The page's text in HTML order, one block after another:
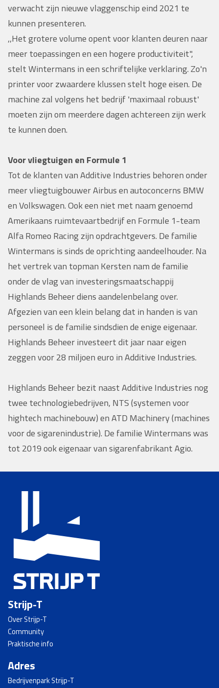
verwacht zijn nieuwe vlaggenschip eind 2021 te
kunnen presenteren.
,,Het grotere volume opent voor klanten deuren naar
meer toepassingen en een hogere productiviteit",
stelt Wintermans in een schriftelijke verklaring. Zo'n
printer voor zwaardere klussen stelt hoge eisen. De
machine zal volgens het bedrijf 'maximaal robuust'
moeten zijn om meerdere dagen achtereen zijn werk
te kunnen doen.
Voor vliegtuigen en Formule 1
Tot de klanten van Additive Industries behoren onder
meer vliegtuigbouwer Airbus en autoconcerns BMW
en Volkswagen. Ook een niet met naam genoemd
Amerikaans ruimtevaartbedrijf en Formule 1-team
Alfa Romeo Racing zijn opdrachtgevers. De familie
Wintermans is sinds de oprichting aandeelhouder. Na
het vertrek van topman Kersten nam de familie
onder de vlag van investeringsmaatschappij
Highlands Beheer diens aandelenbelang over.
Afgezien van een klein belang dat in handen is van
personeel is de familie sindsdien de enige eigenaar.
Highlands Beheer investeert dit jaar naar eigen
zeggen voor 28 miljoen euro in Additive Industries.
Highlands Beheer bezit naast Additive Industries nog
twee technologiebedrijven, NTS (systemen voor
hightech machinebouw) en ATD Machinery (machines
voor de sigarenindustrie). De familie Wintermans was
tot 2019 ook eigenaar van sigarenfabrikant Agio.
Strijp-T
Over Strijp-T
Community
Praktische info
Adres
Bedrijvenpark Strijp-T